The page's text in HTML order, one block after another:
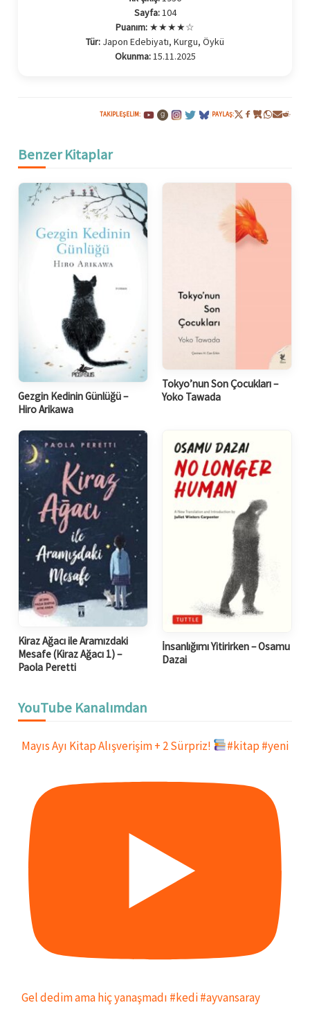
Sayfa:104
Puanım: ★★★★☆
Tür: Japon Edebiyatı, Kurgu, Öykü
Okunma:15.11.2025
TAKIPLEŞELIM: | PAYLAŞ:
Benzer Kitaplar
Gezgin Kedinin Günlüğü –
Hiro Arikawa
Tokyo’nun Son Çocukları –
Yoko Tawada
Kiraz Ağacı ile Aramızdaki
Mesafe (Kiraz Ağacı 1) –
Paola Peretti
İnsanlığımı Yitirirken – Osamu
Dazai
YouTube Kanalımdan
Mayıs Ayı Kitap Alışverişim + 2 Sürpriz! #kitap #yeni
Gel dedim ama hiç yanaşmadı #kedi #ayvansaray